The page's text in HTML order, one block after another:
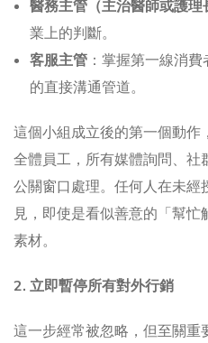
醫務主管（主治醫師或護理
業上的判斷。
客服主管 ：掌握第一線消
的直接溝通管道。
這個小組成立後的第一個動
全體員工，所有媒體詢問、
公關窗口處理。任何人在未
見，即使是看似善意的「幫
素材。
2. 立即暫停所有對外行銷
這一步經常被忽略，但至關